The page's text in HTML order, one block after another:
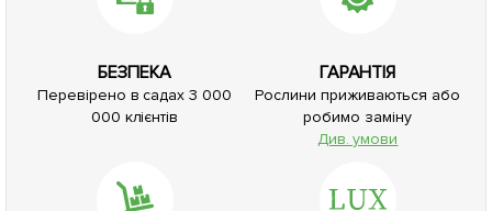
БЕЗПЕКА
Перевірено в садах 3 000
000 клієнтів
ГАРАНТІЯ
Рослини приживаються або
робимо заміну
Див. умови